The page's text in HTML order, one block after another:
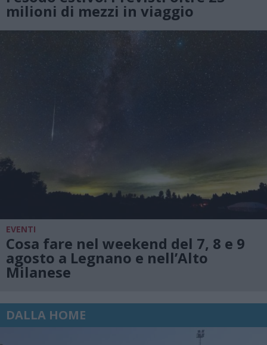
milioni di mezzi in viaggio
EVENTI
Cosa fare nel weekend del 7, 8 e 9
agosto a Legnano e nell’Alto
Milanese
DALLA HOME